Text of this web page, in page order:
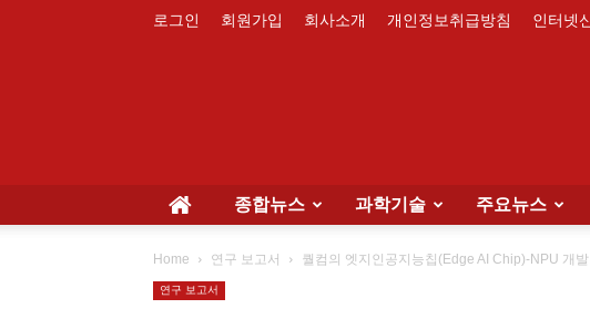
로그인 회원가입 회사소개 개인정보취급방침 인터넷
종합뉴스 과학기술 주요뉴스
Home 연구 보고서 퀄컴의 엣지인공지능칩(Edge AI Chip)-NPU 개
연구 보고서